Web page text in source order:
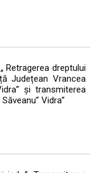
Retragerea dreptului
Județean Vrancea
și transmiterea
Vidra”